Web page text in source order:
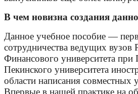
В чем новизна создания
Данное учебное пособие —
сотрудничества ведущих вузов
Финансового университета при
Пекинского университета
области написания совместных
Впервые в нашей практике на